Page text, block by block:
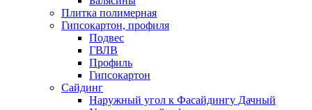
Плитка полимерная
Гипсокартон, профиля
Подвес
ГВЛВ
Профиль
Гипсокартон
Сайдинг
Наружный угол к Фасайдингу Дачный